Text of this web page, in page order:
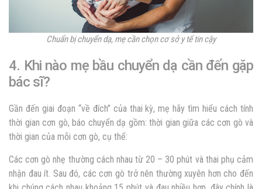
Chuẩn bị chuyển dạ, mẹ cần chọn cơ sở y tế tin cậy
4. Khi nào mẹ bầu chuyển dạ cần đến gặp
bác sĩ?
Gần đến giai đoạn “về đích” của thai kỳ, mẹ hãy tìm hiểu cách tính
thời gian cơn gò, báo chuyển dạ gồm: thời gian giữa các cơn gò và
thời gian của mỗi cơn gò, cụ thể:
Các cơn gò nhẹ thường cách nhau từ 20 – 30 phút và thai phụ cảm
nhận đau ít. Sau đó, các cơn gò trở nên thường xuyên hơn cho đến